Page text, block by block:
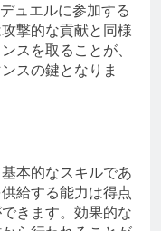
ュエルに参加する
撃的な貢献と同様
スを取ることが、
スの鍵となりま
本的なスキルであ
給する能力は得点
きます。効果的な